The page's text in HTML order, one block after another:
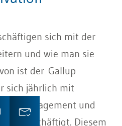
sich mit der
und wie man sie
ist der Gallup
sich jährlich mit
Engagement und
beschäftigt. Diesem